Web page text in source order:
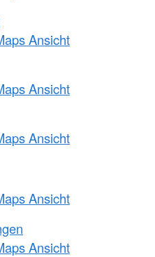
Ansicht
Ansicht
Ansicht
Ansicht
Ansicht